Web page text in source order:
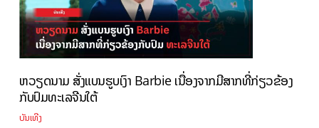
ຫວຽດນາມ ສັ່ງແບນຮູບເງົາ Barbie ເນື່ອງຈາກມີສາກທີ່ກ່ຽວຂ້ອງ
ກັບປົມທະເລຈີນໃຕ້
ບັນເທີງ